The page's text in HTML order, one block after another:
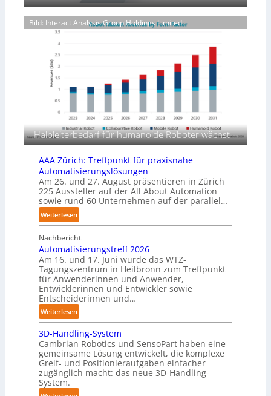
o
l
y
f
ü
r
a
u
c
h
r
o
b
o
t
e
r
c
c
h
n
e
n
p
e
r
o
b
o
t
n
a
l
Bild: Interact Analysis Group Holdings Limited
Halbleiterbedarf für humanoide Roboter wächst
AAA Zürich: Treffpunkt für praxisnahe
Automatisierungslösungen
Am 26. und 27. August präsentieren in Zürich
225 Aussteller auf der All About Automation
sowie rund 60 Unternehmen auf der parallel…
Weiterlesen:
A
A
A
Z
ü
r
i
c
h
:
T
r
e
f
f
Nachbericht
Automatisierungstreff 2026
Am 16. und 17. Juni wurde das WTZ-
Tagungszentrum in Heilbronn zum Treffpunkt
für Anwenderinnen und Anwender,
Entwicklerinnen und Entwickler sowie
Entscheiderinnen und…
Weiterlesen:
A
u
t
o
m
t
3D-Handling-System
Cambrian Robotics und SensoPart haben eine
gemeinsame Lösung entwickelt, die komplexe
Greif- und Positionieraufgaben einfacher
zugänglich macht: das neue 3D-Handling-
System.